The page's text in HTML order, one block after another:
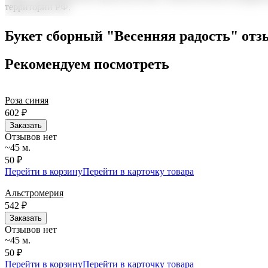
территории РФ.
точность до минуты. Выбирайте, где купить и сколько стоит
Букет сборный "Весенняя радость"
Рекомендуем посмотреть
Роза синяя
602 ₽
Заказать
Отзывов нет
~45 м.
50 ₽
Перейти в корзинуПерейти в карточку товара
Альстромерия
542 ₽
Заказать
Отзывов нет
~45 м.
50 ₽
Перейти в корзинуПерейти в карточку товара